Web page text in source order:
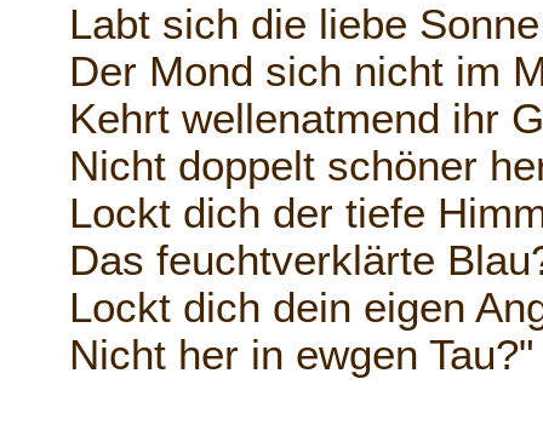
Labt sich die liebe
Der Mond sich nicht im
Kehrt wellenatmend ihr
Nicht doppelt schöner
Lockt dich der tiefe
Das feuchtverklärte
Lockt dich dein eigen
Nicht her in ewgen Tau?"